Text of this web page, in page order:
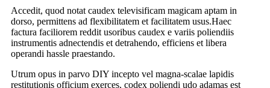
Accedit, quod notat caudex televisificam magicam aptam in
dorso, permittens ad flexibilitatem et facilitatem usus.Haec
factura faciliorem reddit usoribus caudex e variis poliendiis
instrumentis adnectendis et detrahendo, efficiens et libera
operandi hassle praestando.
Utrum opus in parvo DIY incepto vel magna-scalae lapidis
restitutionis officium exerces, codex poliendi udo adamas est